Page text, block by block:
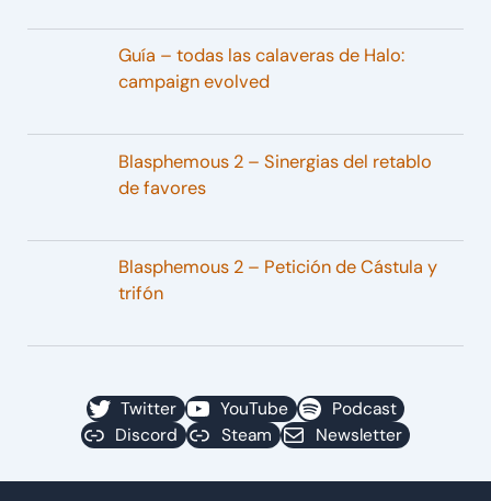
Guía – todas las calaveras de Halo:
campaign evolved
Blasphemous 2 – Sinergias del retablo
de favores
Blasphemous 2 – Petición de Cástula y
trifón
Twitter YouTube
Podcast
Discord
Steam Newsletter